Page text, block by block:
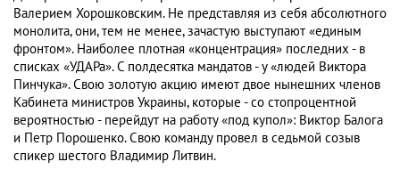
Валерием Хорошковским. Не представляя из себя абсолютного
монолита, они, тем не менее, зачастую выступают «единым
фронтом». Наиболее плотная «концентрация» последних - в
списках «УДАРа». С полдесятка мандатов - у «людей Виктора
Пинчука». Свою золотую акцию имеют двое нынешних членов
Кабинета министров Украины, которые - со стопроцентной
вероятностью - перейдут на работу «под купол»: Виктор Балога
и Петр Порошенко. Свою команду провел в седьмой созыв
спикер шестого Владимир Литвин.